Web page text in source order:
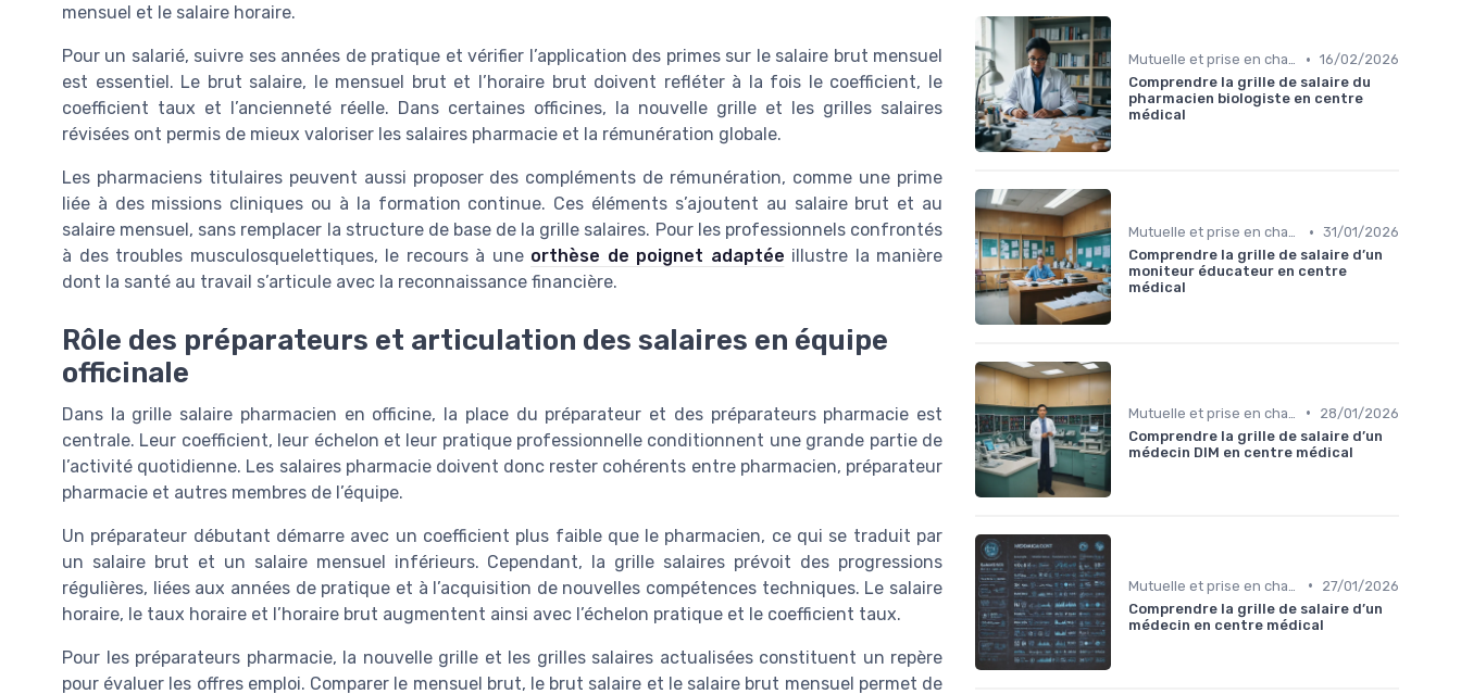
mensuel et le salaire horaire.
Pour un salarié, suivre ses années de pratique et vérifier l’application des primes sur le salaire brut mensuel
est essentiel. Le brut salaire, le mensuel brut et l’horaire brut doivent refléter à la fois le coefficient, le
coefficient taux et l’ancienneté réelle. Dans certaines officines, la nouvelle grille et les grilles salaires
révisées ont permis de mieux valoriser les salaires pharmacie et la rémunération globale.
Les pharmaciens titulaires peuvent aussi proposer des compléments de rémunération, comme une prime
liée à des missions cliniques ou à la formation continue. Ces éléments s’ajoutent au salaire brut et au
salaire mensuel, sans remplacer la structure de base de la grille salaires. Pour les professionnels confrontés
à des troubles musculosquelettiques, le recours à une orthèse de poignet adaptée illustre la manière
dont la santé au travail s’articule avec la reconnaissance financière.
Rôle des préparateurs et articulation des salaires en équipe
officinale
Dans la grille salaire pharmacien en officine, la place du préparateur et des préparateurs pharmacie est
centrale. Leur coefficient, leur échelon et leur pratique professionnelle conditionnent une grande partie de
l’activité quotidienne. Les salaires pharmacie doivent donc rester cohérents entre pharmacien, préparateur
pharmacie et autres membres de l’équipe.
Un préparateur débutant démarre avec un coefficient plus faible que le pharmacien, ce qui se traduit par
un salaire brut et un salaire mensuel inférieurs. Cependant, la grille salaires prévoit des progressions
régulières, liées aux années de pratique et à l’acquisition de nouvelles compétences techniques. Le salaire
horaire, le taux horaire et l’horaire brut augmentent ainsi avec l’échelon pratique et le coefficient taux.
Pour les préparateurs pharmacie, la nouvelle grille et les grilles salaires actualisées constituent un repère
pour évaluer les offres emploi. Comparer le mensuel brut, le brut salaire et le salaire brut mensuel permet de
Mutuelle et prise en charge • 16/02/2026
Comprendre la grille de salaire du
pharmacien biologiste en centre
médical
Mutuelle et prise en charge • 31/01/2026
Comprendre la grille de salaire d’un
moniteur éducateur en centre
médical
•
28/01/2026
Comprendre la grille de salaire d’un
médecin DIM en centre médical
•
27/01/2026
Comprendre la grille de salaire d’un
médecin en centre médical